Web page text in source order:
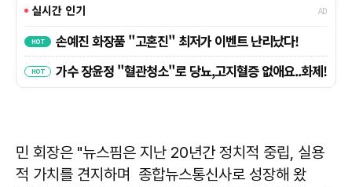
민 회장은 "뉴스핌은 지난 20년간 정치적 중립, 실용
적 가치를 견지하며 종합뉴스통신사로 성장해 왔